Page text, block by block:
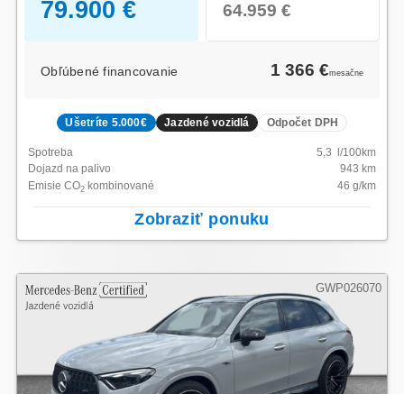
79.900 € 64.959 €
Obľúbené financovanie 1 366 €mesačne
Ušetríte 5.000€ Jazdené vozidlá Odpočet DPH
Spotreba 5,3l/100km
Dojazd na palivo
943 km
Emisie CO2kombinované 46 g/km
Zobraziť ponuku
GWP026070